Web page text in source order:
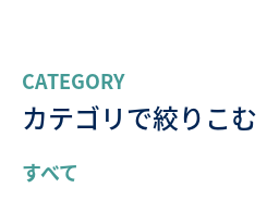
CATEGORY
カテゴリで絞りこむ
すべて